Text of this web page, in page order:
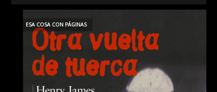
ESA COSA CON PÁGINAS